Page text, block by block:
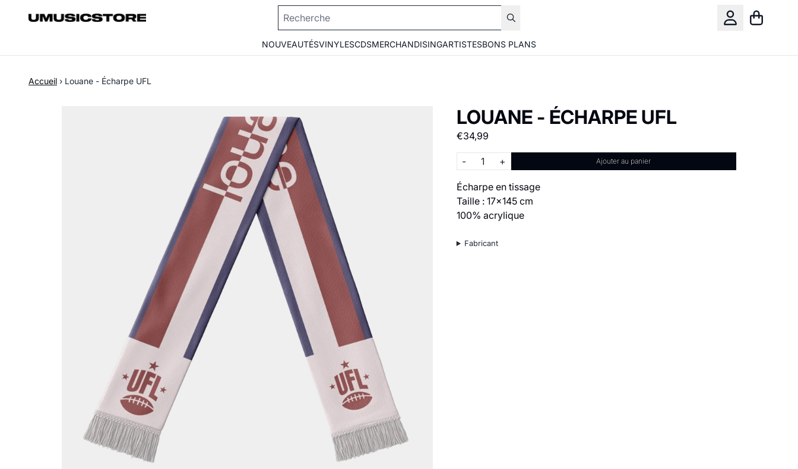
Panier
NOUVEAUTÉSVINYLESCDSMERCHANDISINGARTISTESBONS PLANS
Accueil › Louane - Écharpe UFL
LOUANE - ÉCHARPE UFL
€34,99
Quantité
- + Ajouter au panier
Écharpe en tissage
Taille : 17x145 cm
100% acrylique
Fabricant